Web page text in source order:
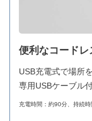
便利なコードレ
USB充電式で場所
専用USBケーブル
充電時間：約90分、持続